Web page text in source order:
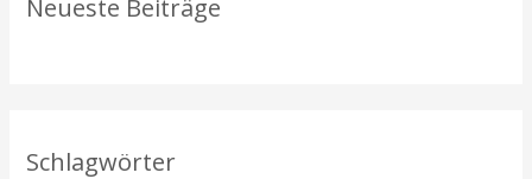
Neueste Beiträge
Schlagwörter